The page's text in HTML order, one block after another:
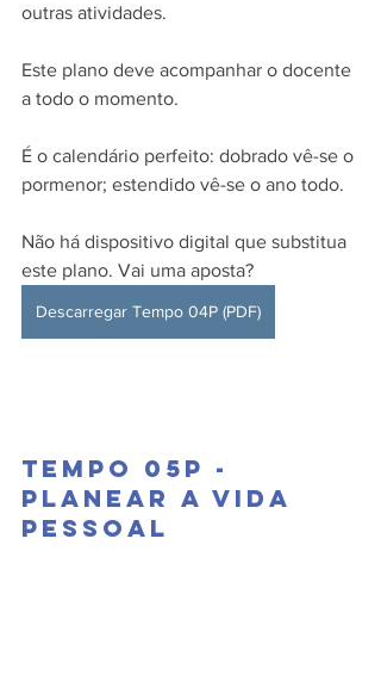
outras atividades.
Este plano deve acompanhar o docente
a todo o momento.
É o calendário perfeito: dobrado vê-se o
pormenor; estendido vê-se o ano todo.
Não há dispositivo digital que substitua
este plano. Vai uma aposta?
Descarregar Tempo 04P (PDF)
Tempo 05P -
Planear a vida
pessoal